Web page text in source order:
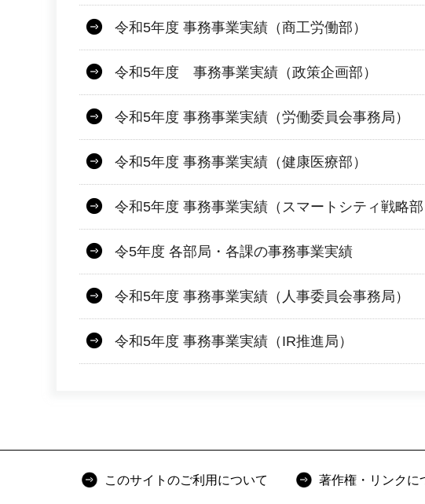
令和5年度 事務事業実績（商工労働部）
令和5年度 事務事業実績（政策企画部）
令和5年度 事務事業実績（労働委員会事務局）
令和5年度 事務事業実績（健康医療部）
令和5年度 事務事業実績（スマートシティ戦略部
令5年度 各部局・各課の事務事業実績
令和5年度 事務事業実績（人事委員会事務局）
令和5年度 事務事業実績（IR推進局）
このサイトのご利用について 著作権・リンクに